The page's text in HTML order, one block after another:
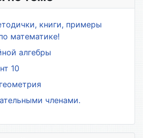
книги, примеры
математике!
алгебры
10
членами.